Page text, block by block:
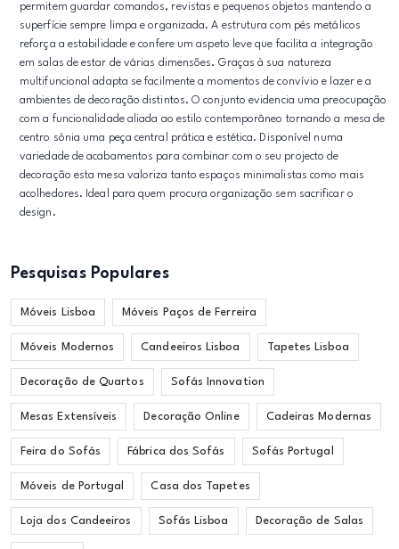
permitem guardar comandos, revistas e pequenos objetos mantendo a
superfície sempre limpa e organizada. A estrutura com pés metálicos
reforça a estabilidade e confere um aspeto leve que facilita a integração
em salas de estar de várias dimensões. Graças à sua natureza
multifuncional adapta se facilmente a momentos de convívio e lazer e a
ambientes de decoração distintos. O conjunto evidencia uma preocupação
com a funcionalidade aliada ao estilo contemporâneo tornando a mesa de
centro sónia uma peça central prática e estética. Disponível numa
variedade de acabamentos para combinar com o seu projecto de
decoração esta mesa valoriza tanto espaços minimalistas como mais
acolhedores. Ideal para quem procura organização sem sacrificar o
design.
Pesquisas Populares
Móveis Lisboa Móveis Paços de Ferreira
Móveis Modernos Candeeiros Lisboa Tapetes Lisboa
Decoração de Quartos Sofás Innovation
Mesas Extensíveis Decoração Online Cadeiras Modernas
Feira do Sofás Fábrica dos Sofás Sofás Portugal
Móveis de Portugal Casa dos Tapetes
Loja dos Candeeiros Sofás Lisboa Decoração de Salas